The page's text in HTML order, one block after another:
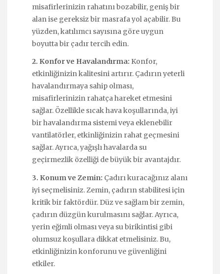
misafirlerinizin rahatını bozabilir, geniş bir
alan ise gereksiz bir masrafa yol açabilir. Bu
yüzden, katılımcı sayısına göre uygun
boyutta bir çadır tercih edin.
2. Konfor ve Havalandırma: Konfor,
etkinliğinizin kalitesini artırır. Çadırın yeterli
havalandırmaya sahip olması,
misafirlerinizin rahatça hareket etmesini
sağlar. Özellikle sıcak hava koşullarında, iyi
bir havalandırma sistemi veya eklenebilir
vantilatörler, etkinliğinizin rahat geçmesini
sağlar. Ayrıca, yağışlı havalarda su
geçirmezlik özelliği de büyük bir avantajdır.
3. Konum ve Zemin: Çadırı kuracağınız alanı
iyi seçmelisiniz. Zemin, çadırın stabilitesi için
kritik bir faktördür. Düz ve sağlam bir zemin,
çadırın düzgün kurulmasını sağlar. Ayrıca,
yerin eğimli olması veya su birikintisi gibi
olumsuz koşullara dikkat etmelisiniz. Bu,
etkinliğinizin konforunu ve güvenliğini
etkiler.